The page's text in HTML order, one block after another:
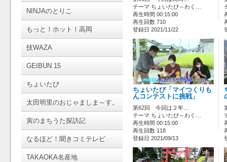
NINJAのとりこ
もっと！ホット！高岡
技WAZA
GEIBUN 15
ちょいたび
太田明里のおじゃましま～す。
寅のまちうた探訪記
なるほど！聞きコミテレビ
TAKAOKA名産地
テーマ ちょいたび～わく…
再生時間 00:15:00
再生回数 710
登録日 2021/11/22
ちょいたび「マイつくりも
んコンテストに挑戦」
第62回 今回は２年…
テーマ ちょいたび～わく…
再生時間 00:15:00
再生回数 118
登録日 2021/09/13